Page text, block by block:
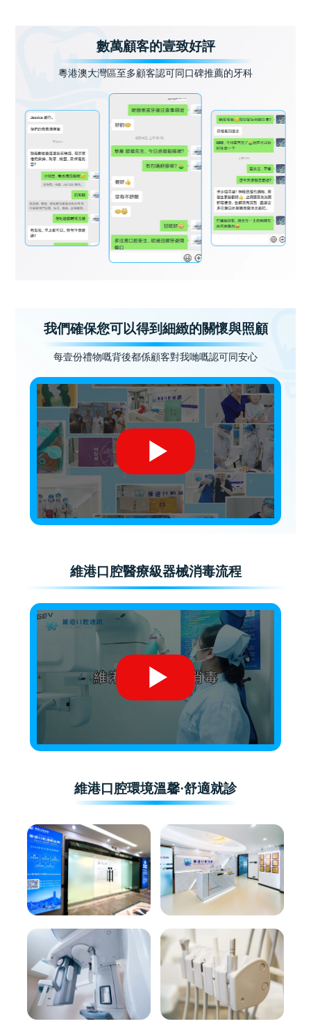
數萬顧客的壹致好評
粵港澳大灣區至多顧客認可同口碑推薦的牙科
我們確保您可以得到細緻的關懷與照顧
每壹份禮物嘅背後都係顧客對我哋嘅認可同安心
維港口腔醫療級器械消毒流程
維港口腔環境溫馨·舒適就診